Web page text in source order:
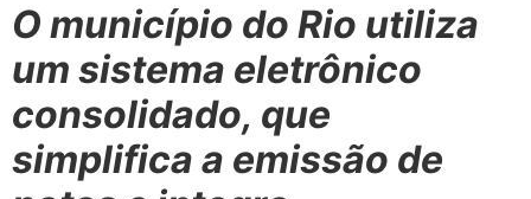
O município do Rio utiliza
um sistema eletrônico
consolidado, que
simplifica a emissão de